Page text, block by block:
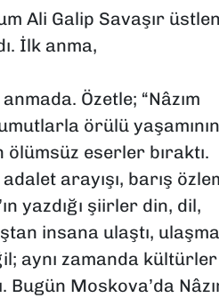
Ali Galip Savaşır
İlk anma,
Özetle; “Nâzım
örülü yaşamının
ölümsüz eserler bıraktı.
arayışı, barış
yazdığı şiirler din, dil,
insana ulaştı,
aynı zamanda kültürler
Moskova’da